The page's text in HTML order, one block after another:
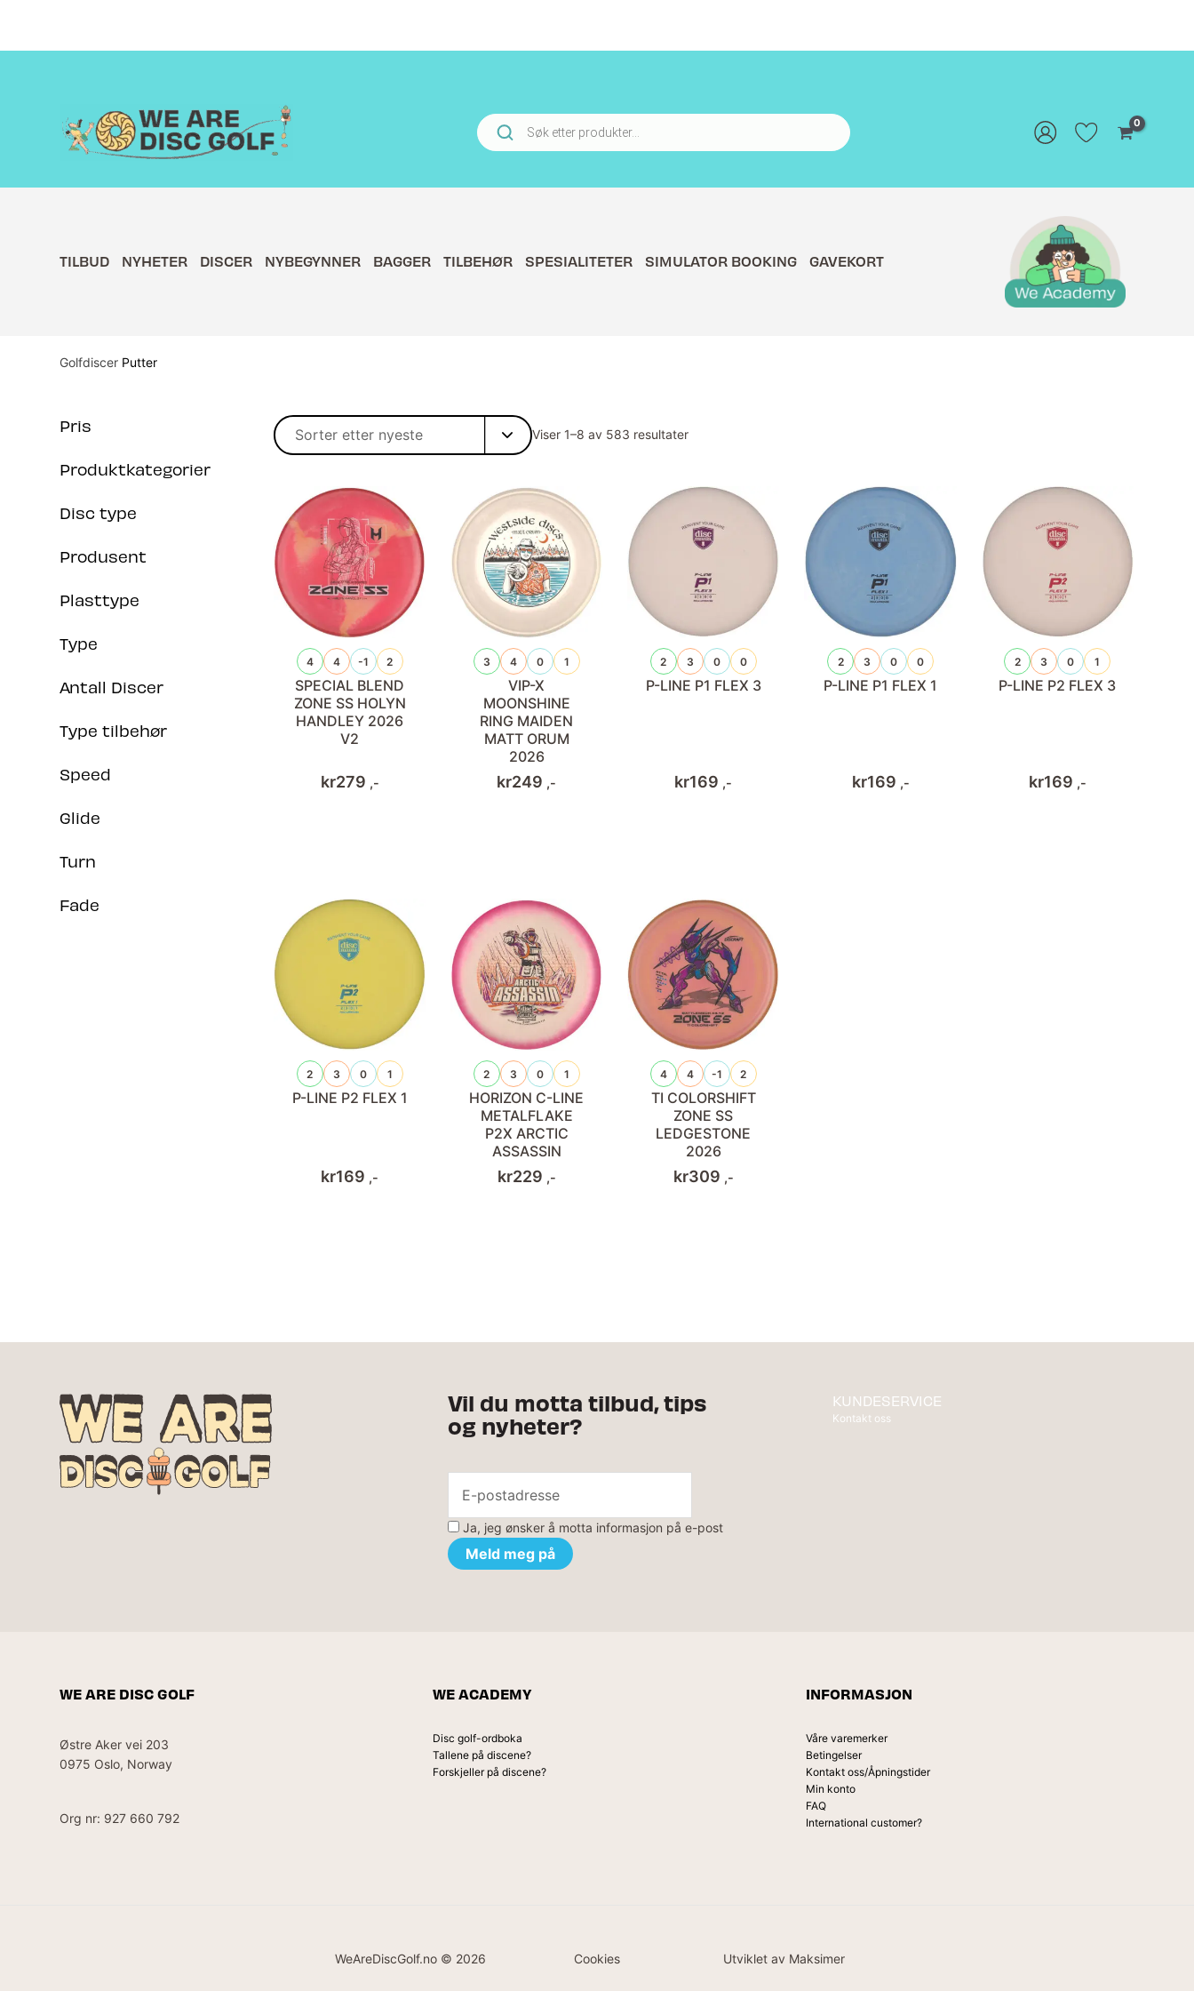
Products
search
TILBUD NYHETER DISCER NYBEGYNNER BAGGER TILBEHØR SPESIALITETER SIMULATOR BOOKING GAVEKORT
Golfdiscer Putter
Pris
Produktkategorier
Disc type
Produsent
Plasttype
Type
Antall Discer
Type tilbehør
Speed
Glide
Turn
Fade
Viser 1–8 av 583 resultaterSortert
4 4 -1 2
SPECIAL BLEND
ZONE SS HOLYN
HANDLEY 2026
V2
kr279 ,-
3 4 0 1
VIP-X
MOONSHINE
RING MAIDEN
MATT ORUM
2026
kr249 ,-
2 3 0 0
P-LINE P1 FLEX 3
kr169 ,-
2 3 0 0
P-LINE P1 FLEX 1
kr169 ,-
2 3 0 1
P-LINE P2 FLEX 3
kr169 ,-
2 3 0 1
P-LINE P2 FLEX 1
kr169 ,-
2 3 0 1
HORIZON C-LINE
METALFLAKE
P2X ARCTIC
ASSASSIN
kr229 ,-
4 4 -1 2
TI COLORSHIFT
ZONE SS
LEDGESTONE
2026
kr309 ,-
Vil du motta tilbud, tips
og nyheter?
Ja, jeg ønsker å motta informasjon på e-post
KUNDESERVICE
Kontakt oss
WE ARE DISC GOLF
Østre Aker vei 203
0975 Oslo, Norway
Org nr: 927 660 792
WE ACADEMY
Disc golf-ordboka
Tallene på discene?
Forskjeller på discene?
INFORMASJON
Våre varemerker
Betingelser
Kontakt oss/Åpningstider
Min konto
FAQ
International customer?
WeAreDiscGolf.no © 2026 Cookies Utviklet av Maksimer